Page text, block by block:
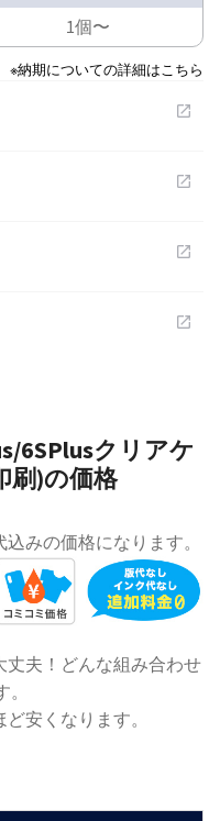
1個〜
※納期についての詳細はこちら
open_in_new
open_in_new
open_in_new
open_in_new
6SPlusクリアケ
刷)の価格
みの価格になります。
夫！どんな組み合わせ
安くなります。